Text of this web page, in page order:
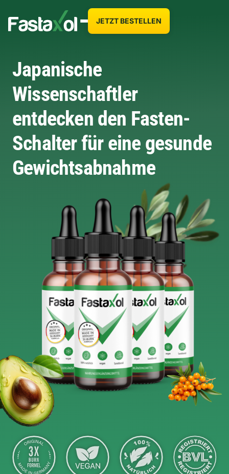
JETZT BESTELLEN
Japanische
Wissenschaftler
entdecken den Fasten-
Schalter für eine gesunde
Gewichtsabnahme